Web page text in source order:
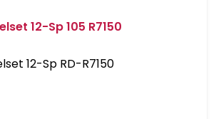
12-Sp 105 R7150
12-Sp RD-R7150